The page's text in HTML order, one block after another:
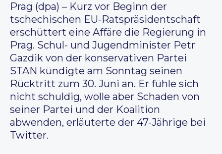
Prag (dpa) – Kurz vor Beginn der
tschechischen EU-Ratspräsidentschaft
erschüttert eine Affäre die Regierung in
Prag. Schul- und Jugendminister Petr
Gazdik von der konservativen Partei
STAN kündigte am Sonntag seinen
Rücktritt zum 30. Juni an. Er fühle sich
nicht schuldig, wolle aber Schaden von
seiner Partei und der Koalition
abwenden, erläuterte der 47-Jährige bei
Twitter.